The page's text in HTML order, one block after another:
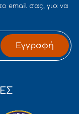
email σας, για να
Εγγραφή